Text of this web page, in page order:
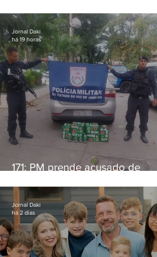
171: PM prende acusado de
Niterói
Jornal Daki
há 19 horas
Jornal Daki
há 2 dias